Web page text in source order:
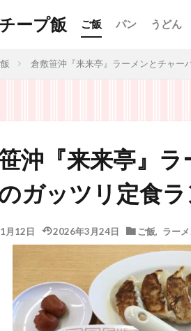
ープ飯 ご飯 パン うどん
倉敷笹沖『来来亭』ラーメンとチャー
沖『来来亭』
ガッツリ定食ラ
月12日 2026年3月24日 ご飯 ラーメ